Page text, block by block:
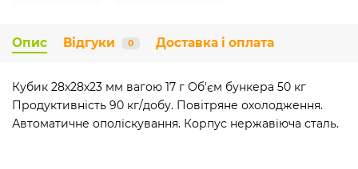
Опис Відгуки 0 Доставка і оплата
Кубик 28х28х23 мм вагою 17 г Об'єм бункера 50 кг
Продуктивність 90 кг/добу. Повітряне охолодження.
Автоматичне ополіскування. Корпус нержавіюча сталь.